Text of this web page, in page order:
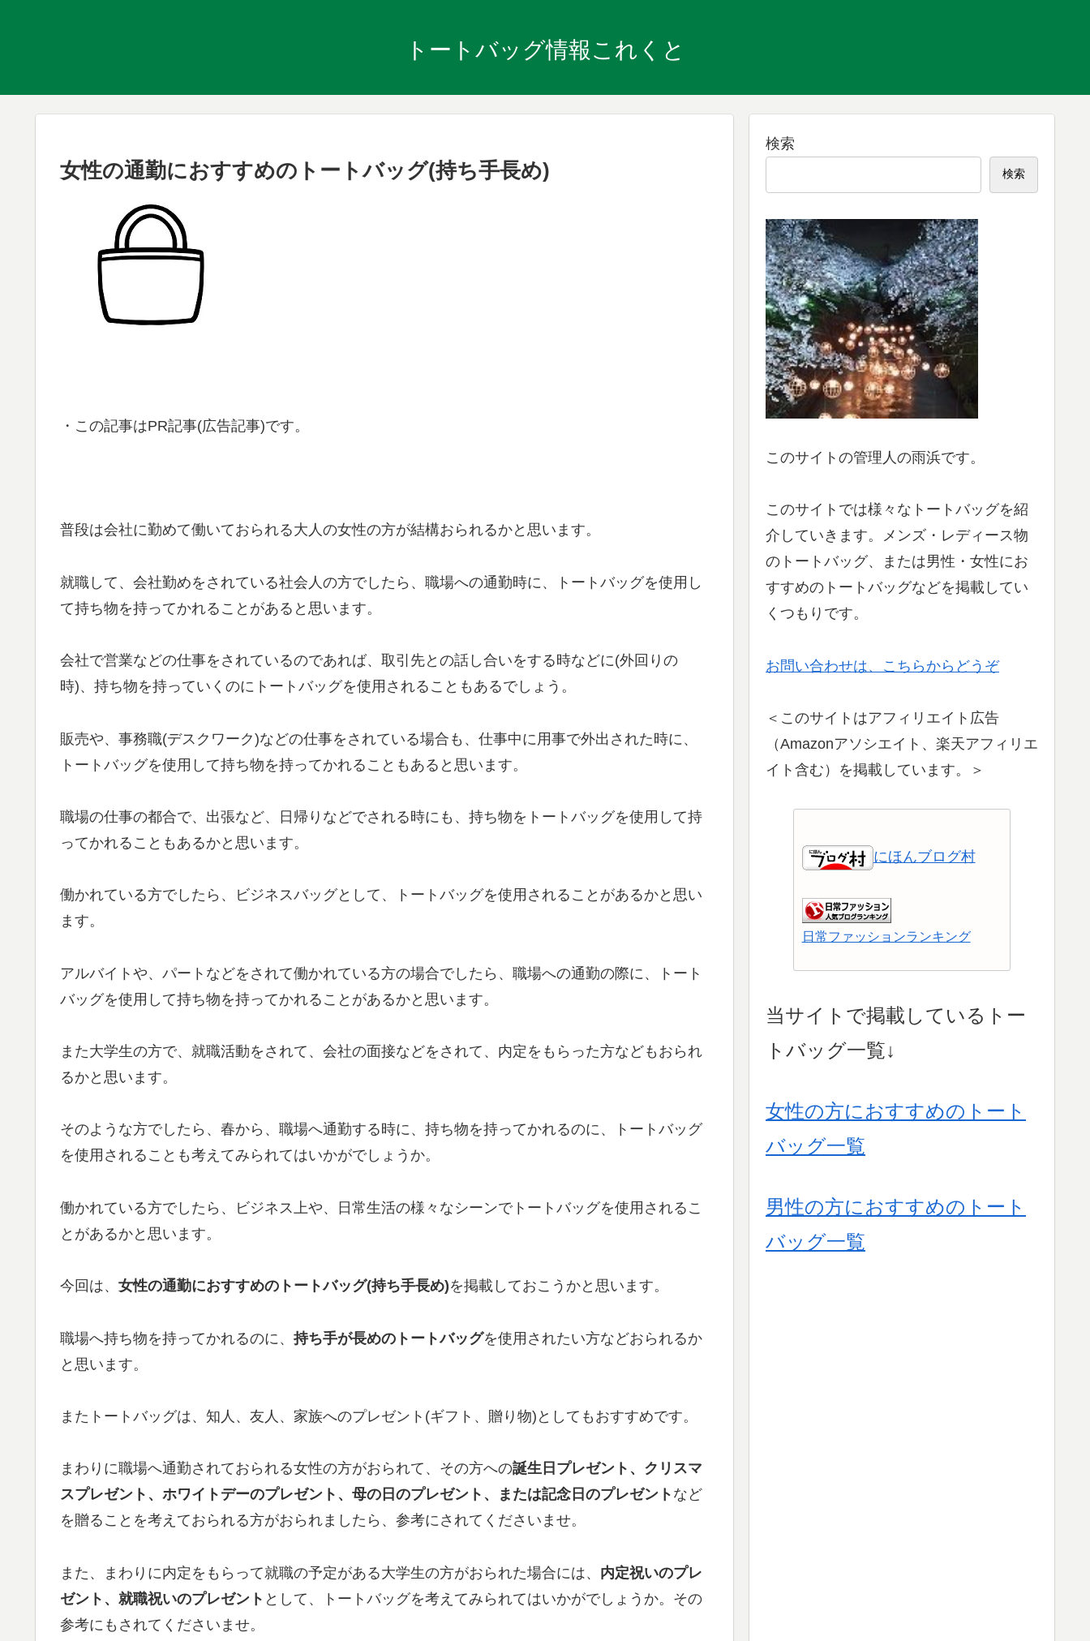
トートバッグ情報これくと
女性の通勤におすすめのトートバッグ(持ち手長め)
・この記事はPR記事(広告記事)です。
普段は会社に勤めて働いておられる大人の女性の方が結構おられるかと思います。
就職して、会社勤めをされている社会人の方でしたら、職場への通勤時に、トートバッグを使用し
て持ち物を持ってかれることがあると思います。
会社で営業などの仕事をされているのであれば、取引先との話し合いをする時などに(外回りの
時)、持ち物を持っていくのにトートバッグを使用されることもあるでしょう。
販売や、事務職(デスクワーク)などの仕事をされている場合も、仕事中に用事で外出された時に、
トートバッグを使用して持ち物を持ってかれることもあると思います。
職場の仕事の都合で、出張など、日帰りなどでされる時にも、持ち物をトートバッグを使用して持
ってかれることもあるかと思います。
働かれている方でしたら、ビジネスバッグとして、トートバッグを使用されることがあるかと思い
ます。
アルバイトや、パートなどをされて働かれている方の場合でしたら、職場への通勤の際に、トート
バッグを使用して持ち物を持ってかれることがあるかと思います。
また大学生の方で、就職活動をされて、会社の面接などをされて、内定をもらった方などもおられ
るかと思います。
そのような方でしたら、春から、職場へ通勤する時に、持ち物を持ってかれるのに、トートバッグ
を使用されることも考えてみられてはいかがでしょうか。
働かれている方でしたら、ビジネス上や、日常生活の様々なシーンでトートバッグを使用されるこ
とがあるかと思います。
今回は、 女性の通勤におすすめのトートバッグ(持ち手長め)を掲載しておこうかと思います。
職場へ持ち物を持ってかれるのに、 持ち手が長めのトートバッグを使用されたい方などおられるか
と思います。
またトートバッグは、知人、友人、家族へのプレゼント(ギフト、贈り物)としてもおすすめです。
まわりに職場へ通勤されておられる女性の方がおられて、その方への誕生日プレゼント、クリスマ
スプレゼント、ホワイトデーのプレゼント、母の日のプレゼント、または記念日のプレゼント など
を贈ることを考えておられる方がおられましたら、参考にされてくださいませ。
また、まわりに内定をもらって就職の予定がある大学生の方がおられた場合には、 内定祝いのプレ
ゼント、就職祝いのプレゼント として、トートバッグを考えてみられてはいかがでしょうか。その
参考にもされてくださいませ。
検索
検索
このサイトの管理人の雨浜です。
このサイトでは様々なトートバッグを紹
介していきます。メンズ・レディース物
のトートバッグ、または男性・女性にお
すすめのトートバッグなどを掲載してい
くつもりです。
お問い合わせは、こちらからどうぞ
＜このサイトはアフィリエイト広告
（Amazonアソシエイト、楽天アフィリエ
イト含む）を掲載しています。＞
にほんブログ村
日常ファッションランキング
当サイトで掲載しているトー
トバッグ一覧↓
女性の方におすすめのトート
バッグ一覧
男性の方におすすめのトート
バッグ一覧